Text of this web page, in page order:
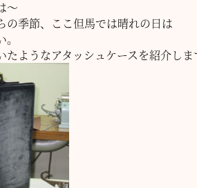
～
の季節、ここ但馬では晴れの日は
ようなアタッシュケースを紹介しま